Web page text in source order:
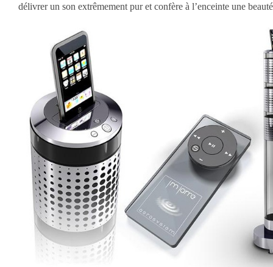
délivrer un son extrêmement pur et confère à l’enceinte une